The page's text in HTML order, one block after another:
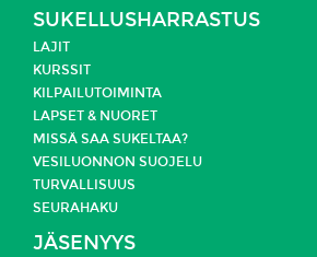
SUKELLUSHARRASTUS
LAJIT
KURSSIT
KILPAILUTOIMINTA
LAPSET & NUORET
MISSÄ SAA SUKELTAA?
VESILUONNON SUOJELU
TURVALLISUUS
SEURAHAKU
JÄSENYYS